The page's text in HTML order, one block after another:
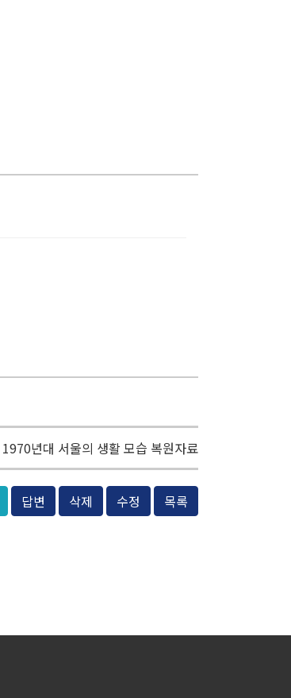
1970년대 서울의 생활 모습 복원자료
답변 삭제 수정 목록